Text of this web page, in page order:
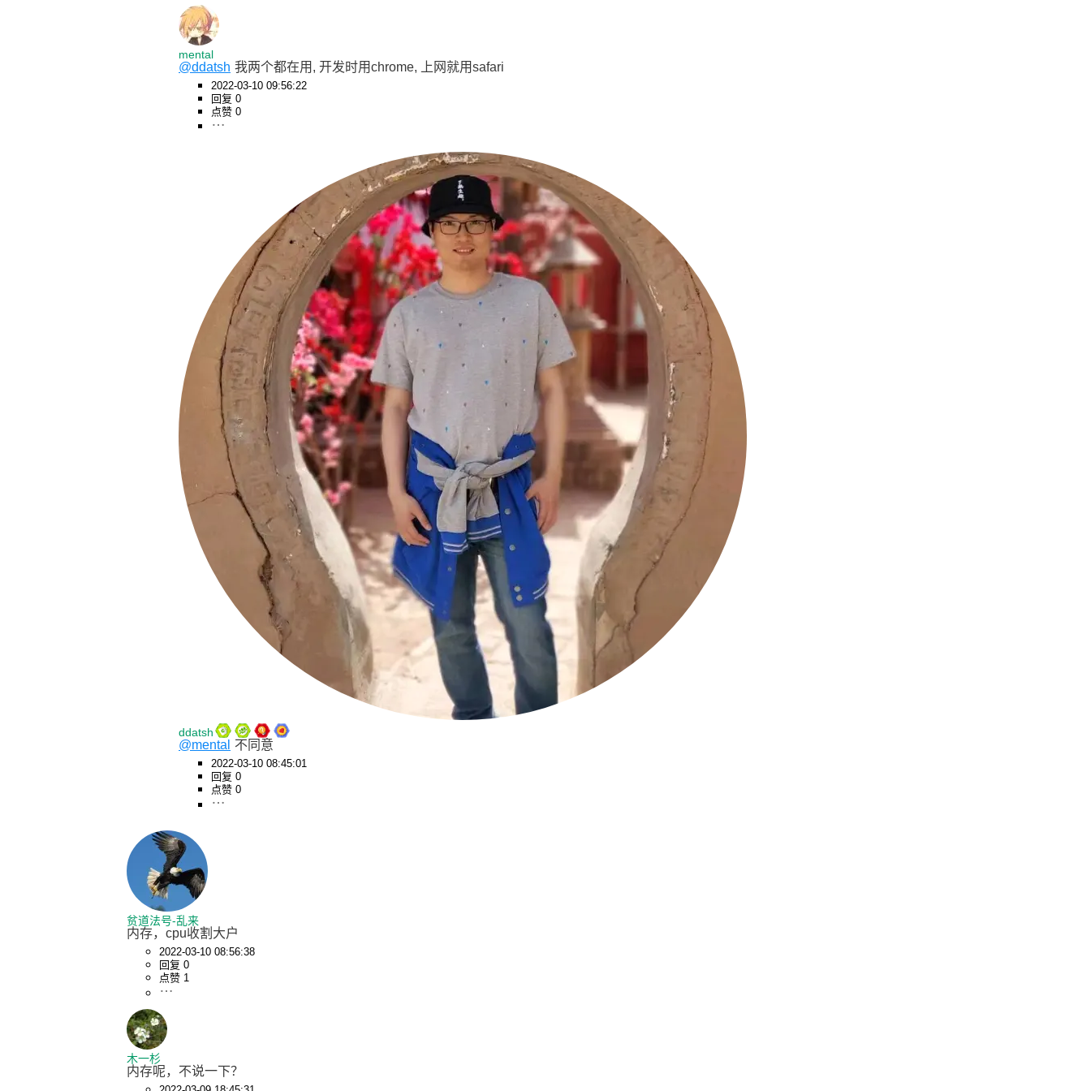
mental
@ddatsh 我两个都在用, 开发时用chrome, 上网就用safari
2022-03-10 09:56:22
回复 0
点赞 0
ddatsh
@mental 不同意
2022-03-10 08:45:01
回复 0
点赞 0
贫道法号-乱来
内存，cpu收割大户
2022-03-10 08:56:38
回复 0
点赞 1
木一杉
内存呢，不说一下？